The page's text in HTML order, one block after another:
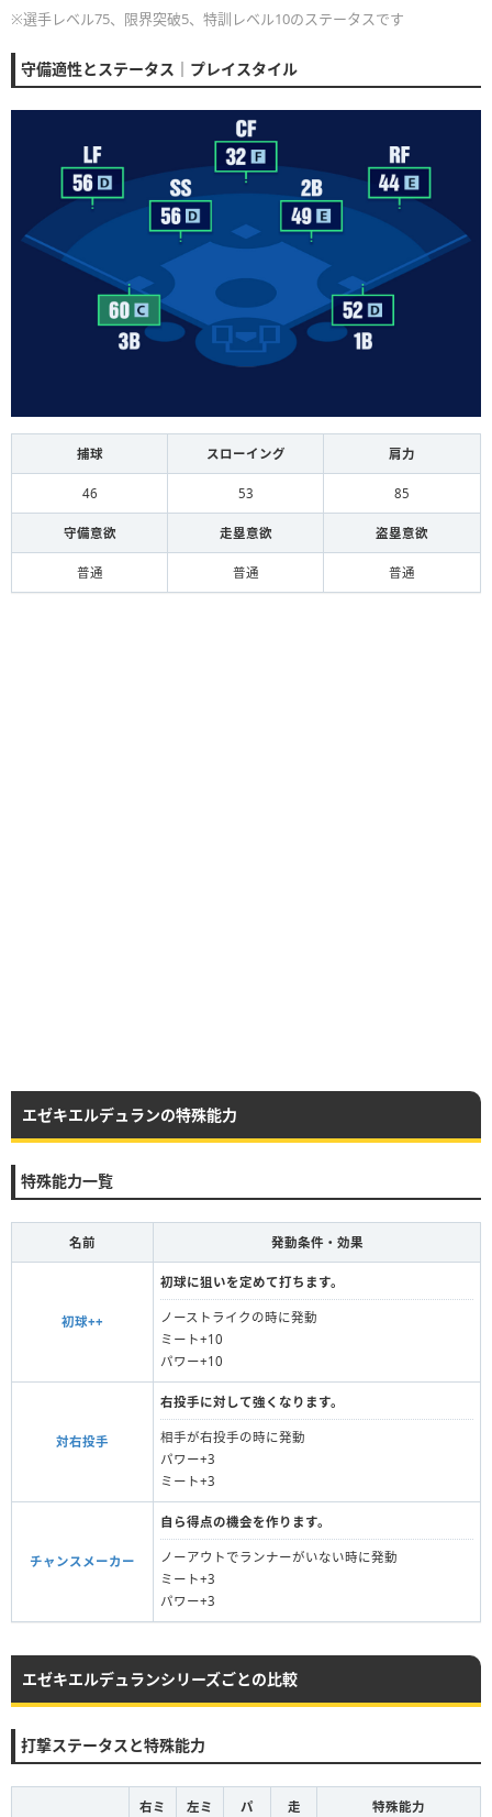
※選手レベル75、限界突破5、特訓レベル10のステータスです
守備適性とステータス｜プレイスタイル
捕球 スローイング 肩力
46 53 85
守備意欲 走塁意欲 盗塁意欲
普通 普通 普通
エゼキエルデュランの特殊能力
特殊能力一覧
名前 発動条件・効果
初球++
初球に狙いを定めて打ちます。
ノーストライクの時に発動
ミート+10
パワー+10
対右投手
右投手に対して強くなります。
相手が右投手の時に発動
パワー+3
ミート+3
チャンスメーカー
自ら得点の機会を作ります。
ノーアウトでランナーがいない時に発動
ミート+3
パワー+3
エゼキエルデュランシリーズごとの比較
打撃ステータスと特殊能力
右ミ 左ミ パ 走 特殊能力